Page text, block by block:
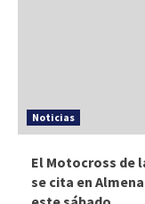
Noticias
El Motocross de
se cita en